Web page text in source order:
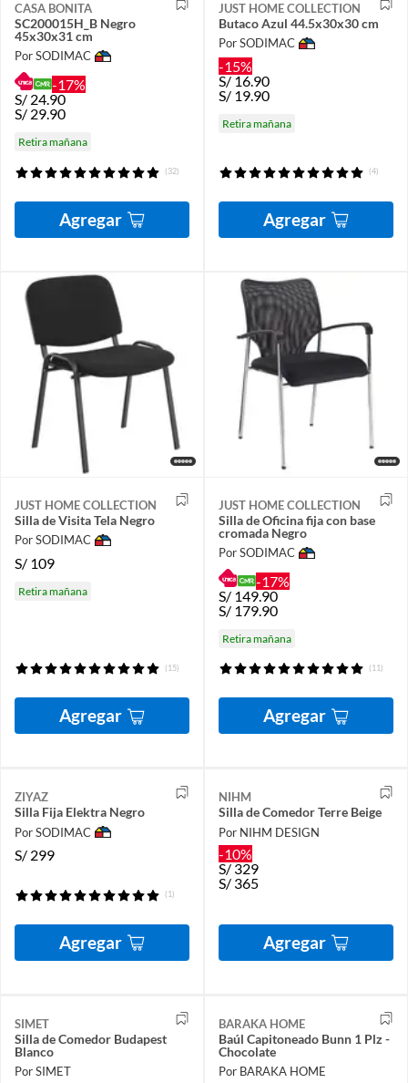
CASA BONITA
SC200015H_B Negro
45x30x31 cm
Por SODIMAC
-17%
S/ 24.90
S/ 29.90
Retira mañana
(32)
Agregar
JUST HOME COLLECTION
Butaco Azul 44.5x30x30 cm
Por SODIMAC
-15%
S/16.90
S/ 19.90
Retira mañana
(4)
Agregar
JUST HOME COLLECTION
Silla de Visita Tela Negro
Por SODIMAC
S/ 109
Retira mañana
(15)
Agregar
JUST HOME COLLECTION
Silla de Oficina fija con base
cromada Negro
Por SODIMAC
-17%
S/ 149.90
S/ 179.90
Retira mañana
(11)
Agregar
ZIYAZ
Silla Fija Elektra Negro
Por SODIMAC
S/ 299
(1)
Agregar
NIHM
Silla de Comedor Terre Beige
Por NIHM DESIGN
-10%
S/329
S/ 365
Agregar
SIMET
Silla de Comedor Budapest
Blanco
Por SIMET
BARAKA HOME
Baúl Capitoneado Bunn 1 Plz -
Chocolate
Por BARAKA HOME